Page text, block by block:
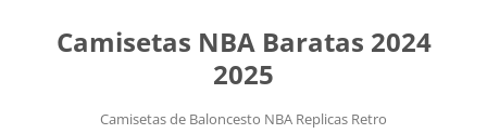
Camisetas NBA Baratas 2024
2025
Camisetas de Baloncesto NBA Replicas Retro